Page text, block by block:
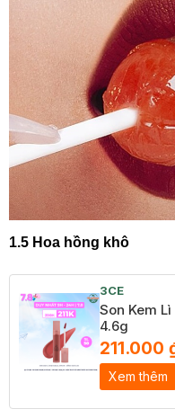
1.5 Hoa hồng khô
3CE
Son Kem
4.6g
211.000
Xem thêm